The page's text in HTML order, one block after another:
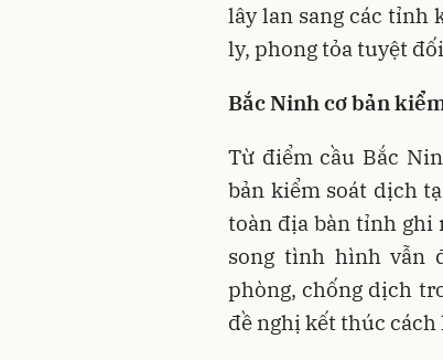
lây lan sang các tỉnh
ly, phong tỏa tuyệt
Bắc Ninh cơ bản
Từ điểm cầu Bắc
bản kiểm soát dịch
toàn địa bàn tỉnh ghi
song tình hình vẫn
phòng, chống dịch
đề nghị kết thúc cách